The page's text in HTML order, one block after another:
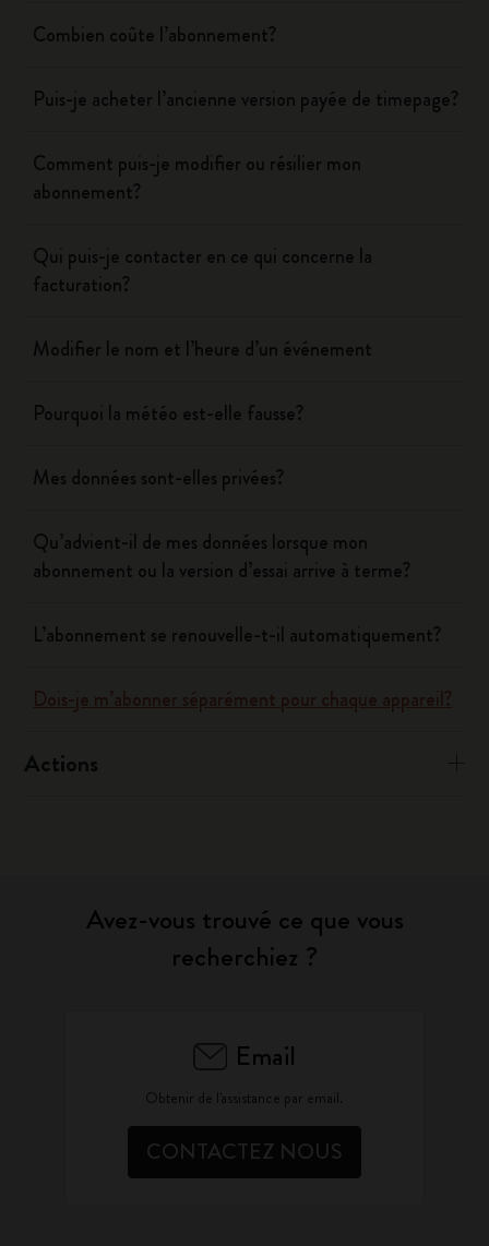
Combien coûte l’abonnement?
Puis-je acheter l’ancienne version payée de timepage?
Comment puis-je modifier ou résilier mon
abonnement?
Qui puis-je contacter en ce qui concerne la
facturation?
Modifier le nom et l’heure d’un événement
Pourquoi la météo est-elle fausse?
Mes données sont-elles privées?
Qu’advient-il de mes données lorsque mon
abonnement ou la version d’essai arrive à terme?
L’abonnement se renouvelle-t-il automatiquement?
Dois-je m’abonner séparément pour chaque appareil?
Actions
Avez-vous trouvé ce que vous
recherchiez ?
Email
Obtenir de l'assistance par email.
CONTACTEZ NOUS